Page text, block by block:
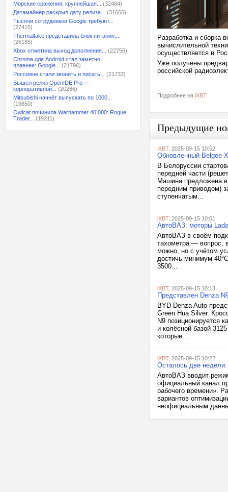
Морские сражения, крупнейшая...
(32484)
Датамайнер раскрыл дату релиза...
(31666)
Тысячи сотрудников Google требуют...
(27415)
Thermaltake представила блок питания,...
(26185)
Xbox отметила выход дополнения...
(22756)
Chrome для Android стал заметно
плавнее: Google...
(21796)
Россияне стали звонить и писать...
(21733)
Вышел релиз OpenIDE Pro —
корпоративной...
(20266)
Mitsubishi начнёт выпускать по 1000...
(19850)
Owlcat починила Warhammer 40,000: Rogue
Trader...
(19211)
Разработка и сборка
вычислительной
осуществляется в
Уже получены
российской
Подробнее на iXBT
Предыдущие
iXBT, 2025-09-15 10:52
Обновленный Belgee
В Белоруссии
передней части
Машина предложена в
передним приводом)
ступенчатым...
iXBT, 2025-09-15 10:01
АвтоВАЗ: моторы
АвтоВАЗ в своём
тахометра — вопрос,
можно, но с учётом
достичь минимум
3500...
iXBT, 2025-09-15 10:13
Представлен Denza
BYD Denza Auto
Green Hua Silver.
N9 позиционируется
и колёсной базой
которые...
iXBT, 2025-09-15 10:22
Осталось две
АвтоВАЗ вводит
официальный канал
рабочего времени».
вариантов
неофициальным